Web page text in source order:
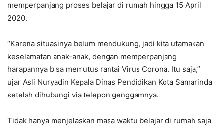
memperpanjang proses belajar di rumah hingga 15 April
2020.
“Karena situasinya belum mendukung, jadi kita utamakan
keselamatan anak-anak, dengan memperpanjang
harapannya bisa memutus rantai Virus Corona. Itu saja,”
ujar Asli Nuryadin Kepala Dinas Pendidikan Kota Samarinda
setelah dihubungi via telepon genggamnya.
Tidak hanya menjelaskan masa waktu belajar di rumah saja